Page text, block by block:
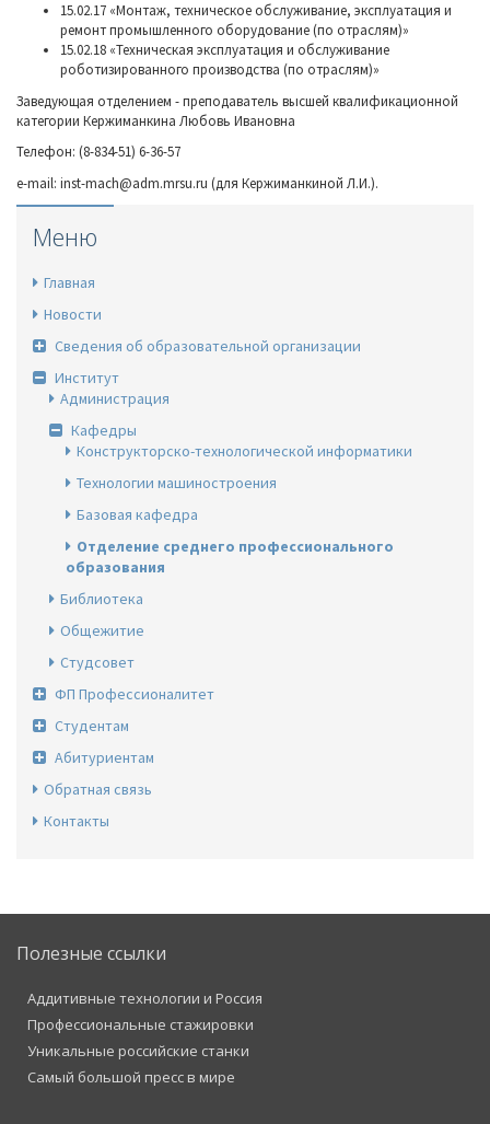
15.02.17 «Монтаж, техническое обслуживание, эксплуатация и
ремонт промышленного оборудование (по отраслям)»
15.02.18 «Техническая эксплуатация и обслуживание
роботизированного производства (по отраслям)»
Заведующая отделением - преподаватель высшей квалификационной
категории Кержиманкина Любовь Ивановна
Телефон: (8-834-51) 6-36-57
e-mail: inst-mach@adm.mrsu.ru (для Кержиманкиной Л.И.).
Меню
Главная
Новости
Сведения об образовательной организации
Институт
Администрация
Кафедры
Конструкторско-технологической информатики
Технологии машиностроения
Базовая кафедра
Отделение среднего профессионального
образования
Библиотека
Общежитие
Студсовет
ФП Профессионалитет
Студентам
Абитуриентам
Обратная связь
Контакты
Полезные ссылки
Аддитивные технологии и Россия
Профессиональные стажировки
Уникальные российские станки
Самый большой пресс в мире